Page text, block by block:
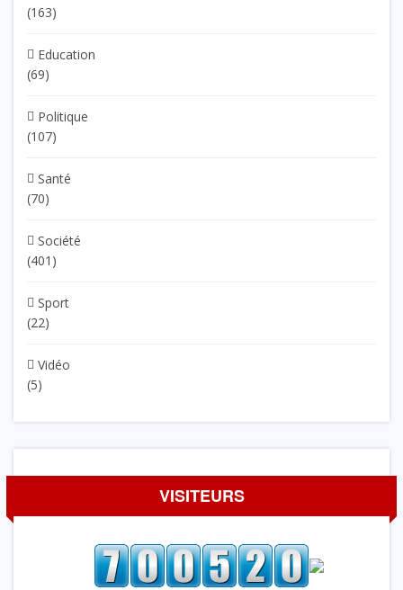
(163)
Education
(69)
Politique
(107)
Santé
(70)
Société
(401)
Sport
(22)
Vidéo
(5)
VISITEURS